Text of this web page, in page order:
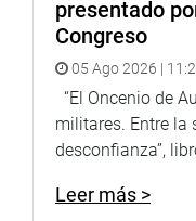
presentado
Congreso
05 Ago 2026 |
“El Oncenio de
militares. Entre la
desconfianza”,
Leer más >